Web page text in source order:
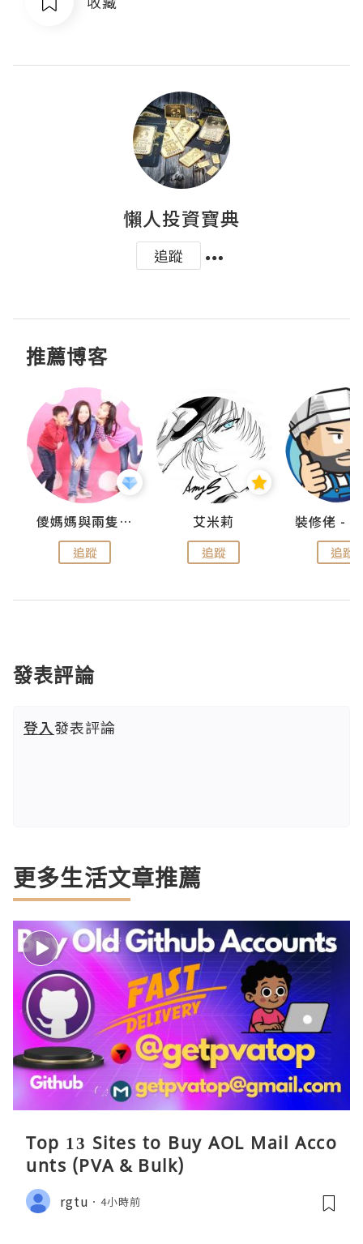
懶人投資寶典
追蹤
推薦博客
儍媽媽與兩隻小魔怪之家
追蹤
艾米莉
追蹤 追蹤
發表評論
登入發表評論
更多生活文章推薦
Top 13 Sites to Buy AOL Mail Acco
unts (PVA & Bulk)
rgtu 4小時前